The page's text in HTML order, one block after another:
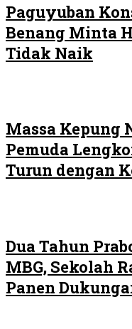
Paguyuban
Benang Minta
Tidak Naik
Massa Kepung
Pemuda
Turun dengan
Dua Tahun
MBG, Sekolah
Panen